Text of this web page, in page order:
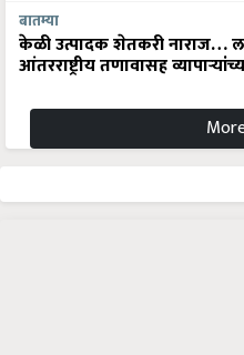
बातम्या
केळी उत्पादक शेतकरी नाराज…
आंतरराष्ट्रीय तणावासह